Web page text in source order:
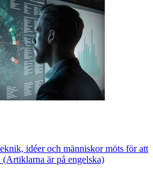
idéer och människor möts för att
(Artiklarna är på engelska)